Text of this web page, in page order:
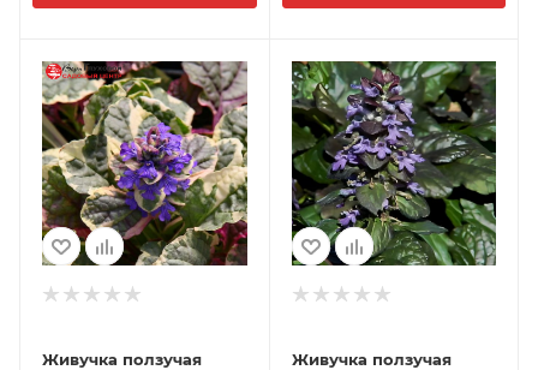
Живучка ползучая Живучка ползучая